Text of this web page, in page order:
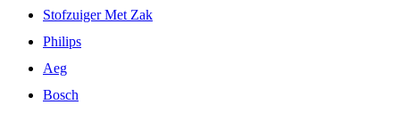
Stofzuiger Met Zak
Philips
Aeg
Bosch